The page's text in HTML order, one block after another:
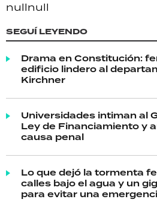
nullnull
SEGUÍ LEYENDO
Drama en Constitución:
edificio lindero al
Kirchner
Universidades intiman al
Ley de Financiamiento y
causa penal
Lo que dejó la tormenta
calles bajo el agua y un
para evitar una